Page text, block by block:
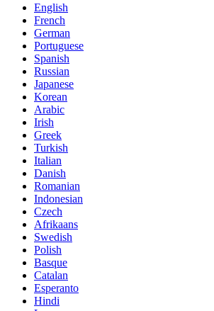
English
French
German
Portuguese
Spanish
Russian
Japanese
Korean
Arabic
Irish
Greek
Turkish
Italian
Danish
Romanian
Indonesian
Czech
Afrikaans
Swedish
Polish
Basque
Catalan
Esperanto
Hindi